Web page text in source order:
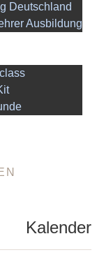
Deutschland
Ausbildung
Kalender